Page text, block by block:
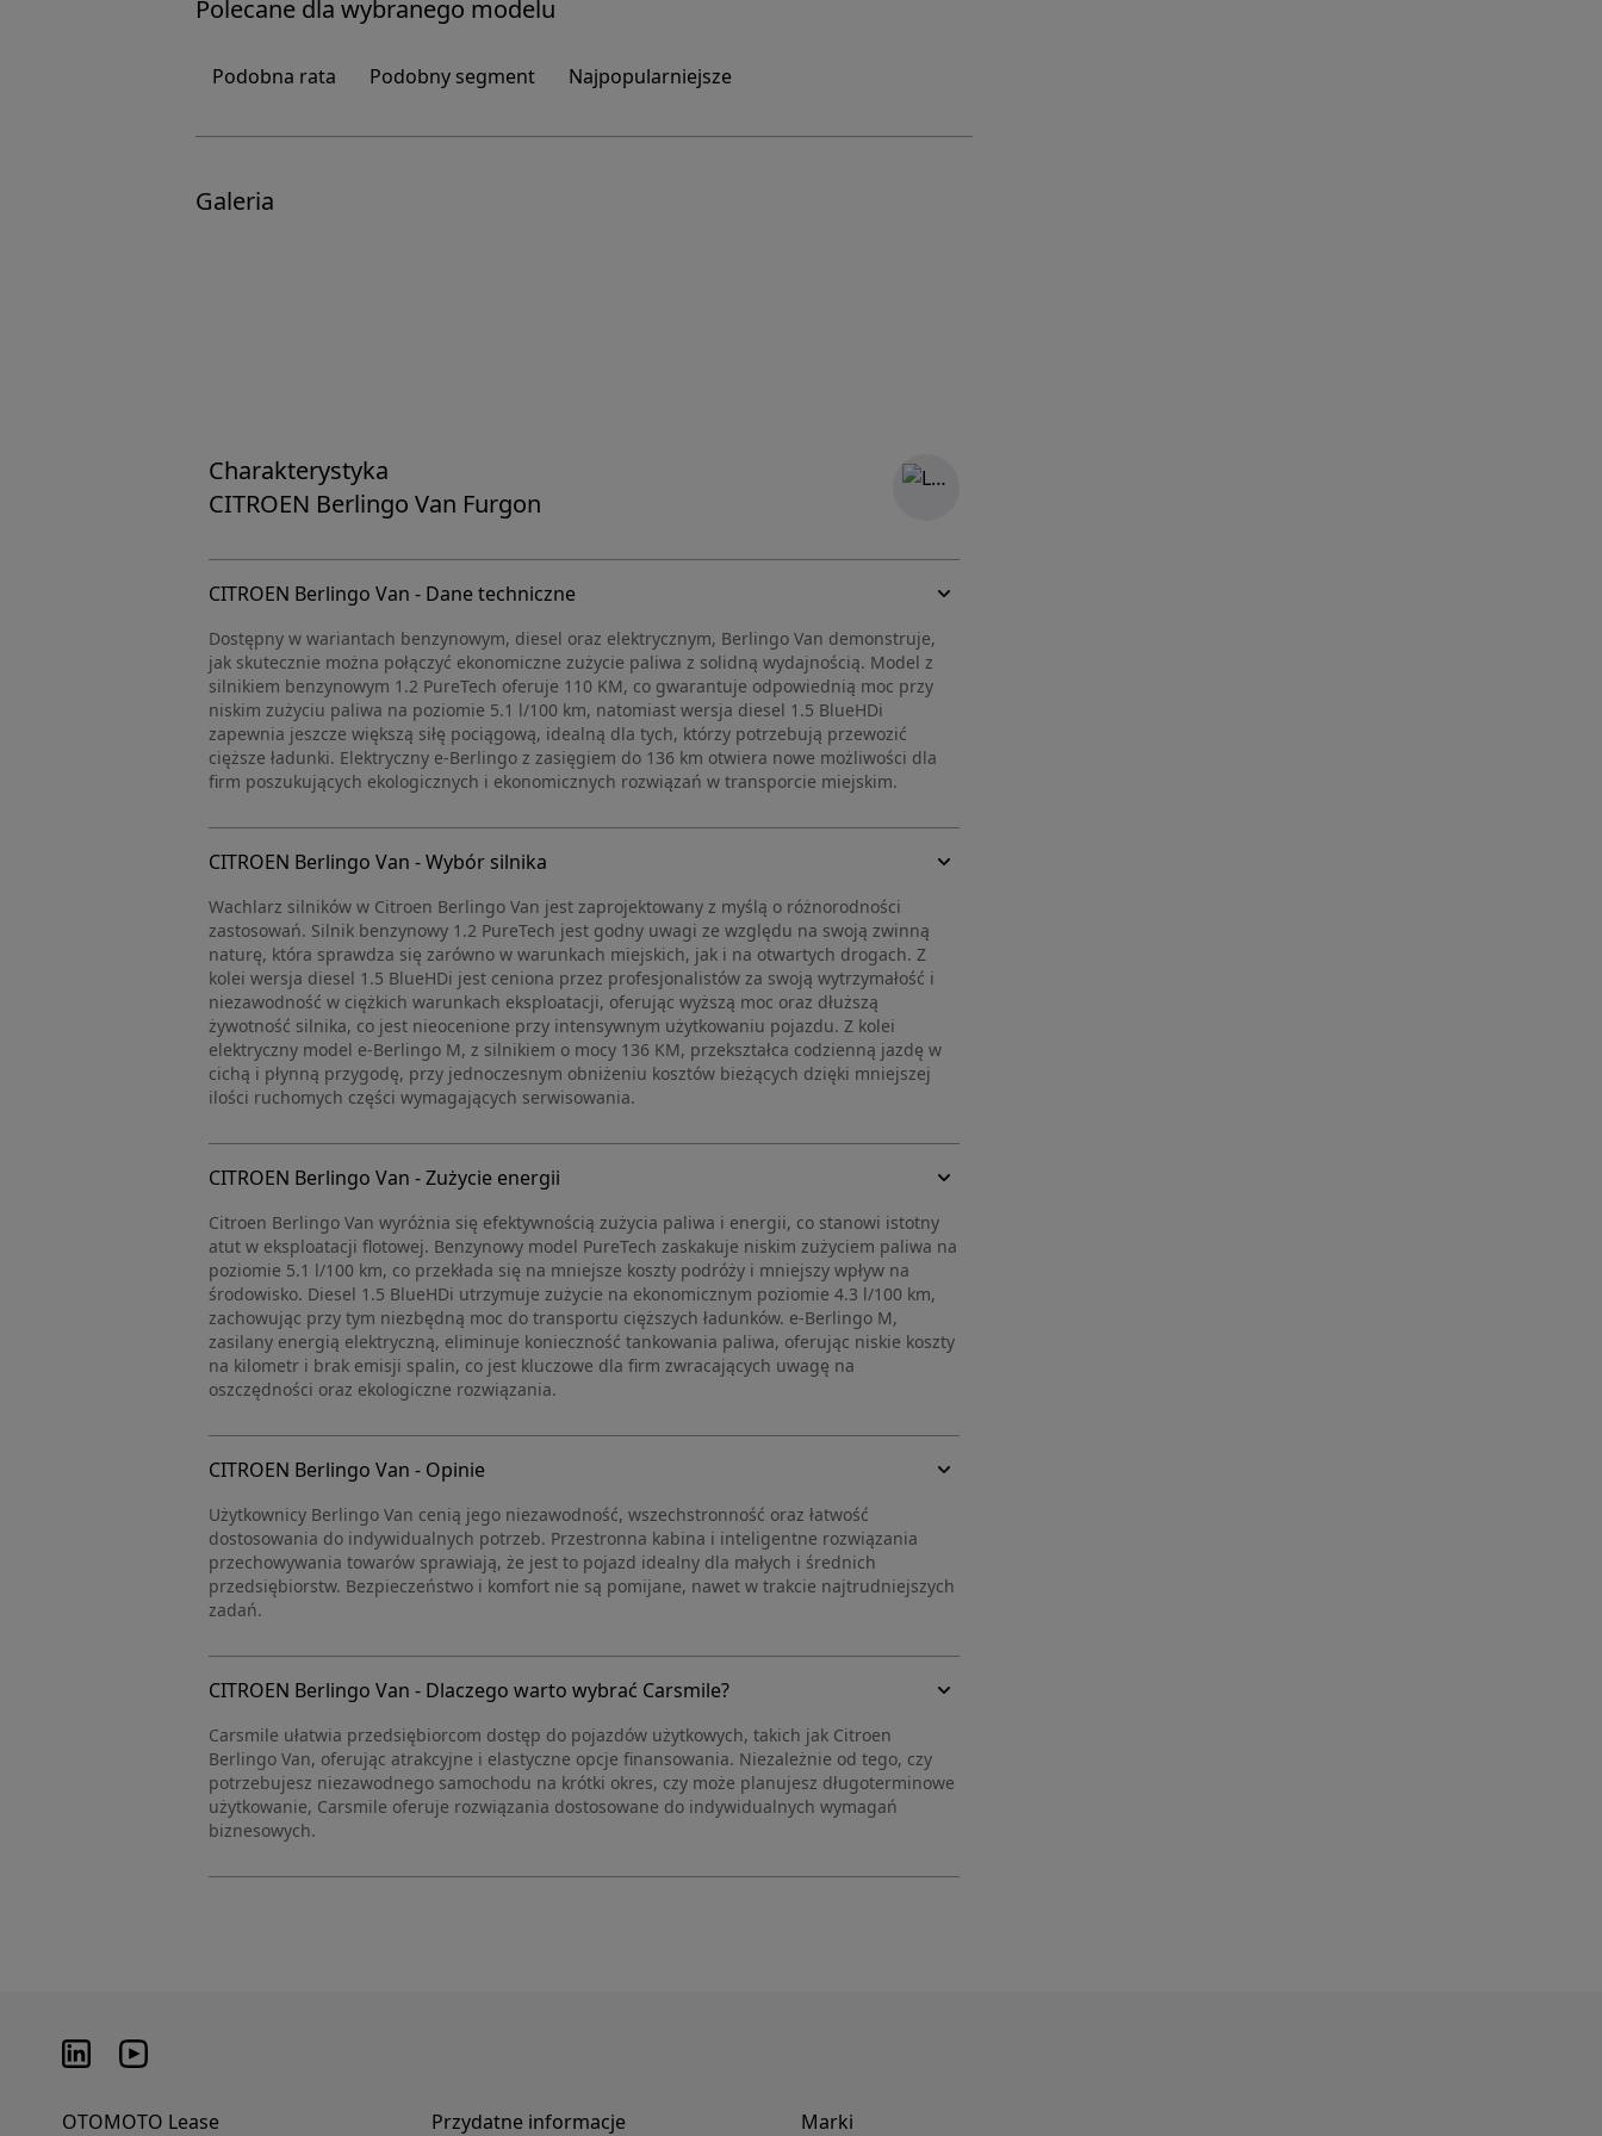
Polecane dla wybranego modelu
Podobna rata Podobny segment Najpopularniejsze
Galeria
Charakterystyka
CITROEN Berlingo Van Furgon
CITROEN Berlingo Van - Dane techniczne
Dostępny w wariantach benzynowym, diesel oraz elektrycznym, Berlingo Van demonstruje,
jak skutecznie można połączyć ekonomiczne zużycie paliwa z solidną wydajnością. Model z
silnikiem benzynowym 1.2 PureTech oferuje 110 KM, co gwarantuje odpowiednią moc przy
niskim zużyciu paliwa na poziomie 5.1 l/100 km, natomiast wersja diesel 1.5 BlueHDi
zapewnia jeszcze większą siłę pociągową, idealną dla tych, którzy potrzebują przewozić
cięższe ładunki. Elektryczny e-Berlingo z zasięgiem do 136 km otwiera nowe możliwości dla
firm poszukujących ekologicznych i ekonomicznych rozwiązań w transporcie miejskim.
CITROEN Berlingo Van - Wybór silnika
Wachlarz silników w Citroen Berlingo Van jest zaprojektowany z myślą o różnorodności
zastosowań. Silnik benzynowy 1.2 PureTech jest godny uwagi ze względu na swoją zwinną
naturę, która sprawdza się zarówno w warunkach miejskich, jak i na otwartych drogach. Z
kolei wersja diesel 1.5 BlueHDi jest ceniona przez profesjonalistów za swoją wytrzymałość i
niezawodność w ciężkich warunkach eksploatacji, oferując wyższą moc oraz dłuższą
żywotność silnika, co jest nieocenione przy intensywnym użytkowaniu pojazdu. Z kolei
elektryczny model e-Berlingo M, z silnikiem o mocy 136 KM, przekształca codzienną jazdę w
cichą i płynną przygodę, przy jednoczesnym obniżeniu kosztów bieżących dzięki mniejszej
ilości ruchomych części wymagających serwisowania.
CITROEN Berlingo Van - Zużycie energii
Citroen Berlingo Van wyróżnia się efektywnością zużycia paliwa i energii, co stanowi istotny
atut w eksploatacji flotowej. Benzynowy model PureTech zaskakuje niskim zużyciem paliwa na
poziomie 5.1 l/100 km, co przekłada się na mniejsze koszty podróży i mniejszy wpływ na
środowisko. Diesel 1.5 BlueHDi utrzymuje zużycie na ekonomicznym poziomie 4.3 l/100 km,
zachowując przy tym niezbędną moc do transportu cięższych ładunków. e-Berlingo M,
zasilany energią elektryczną, eliminuje konieczność tankowania paliwa, oferując niskie koszty
na kilometr i brak emisji spalin, co jest kluczowe dla firm zwracających uwagę na
oszczędności oraz ekologiczne rozwiązania.
CITROEN Berlingo Van - Opinie
Użytkownicy Berlingo Van cenią jego niezawodność, wszechstronność oraz łatwość
dostosowania do indywidualnych potrzeb. Przestronna kabina i inteligentne rozwiązania
przechowywania towarów sprawiają, że jest to pojazd idealny dla małych i średnich
przedsiębiorstw. Bezpieczeństwo i komfort nie są pomijane, nawet w trakcie najtrudniejszych
zadań.
CITROEN Berlingo Van - Dlaczego warto wybrać Carsmile?
Carsmile ułatwia przedsiębiorcom dostęp do pojazdów użytkowych, takich jak Citroen
Berlingo Van, oferując atrakcyjne i elastyczne opcje finansowania. Niezależnie od tego, czy
potrzebujesz niezawodnego samochodu na krótki okres, czy może planujesz długoterminowe
użytkowanie, Carsmile oferuje rozwiązania dostosowane do indywidualnych wymagań
biznesowych.
OTOMOTO Lease
Przydatne informacje
Marki